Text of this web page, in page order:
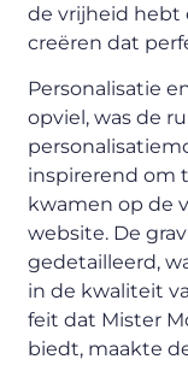
de vrijheid hebt
creëren dat
Personalisatie
opviel, was de
inspirerend om
kwamen op de
website. De
gedetailleerd,
in de kwaliteit
feit dat Mister
biedt, maakte